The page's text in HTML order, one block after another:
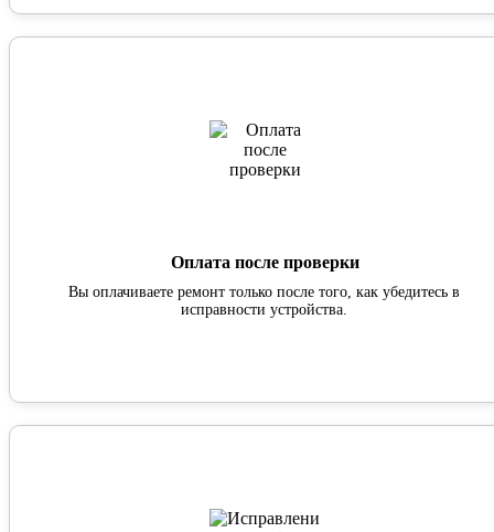
Оплата после проверки
Вы оплачиваете ремонт только после того, как убедитесь в
исправности устройства.